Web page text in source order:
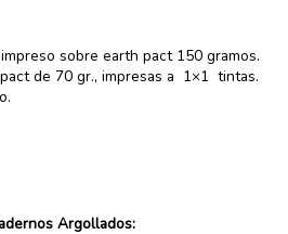
sobre earth pact 150 gramos.
de 70 gr., impresas a 1×1 tintas.
Argollados: